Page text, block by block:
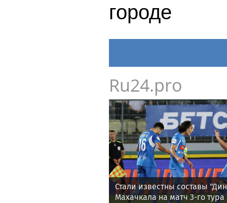
городе
Ru24.pro
Стали известны составы
Махачкала на матч 3-го